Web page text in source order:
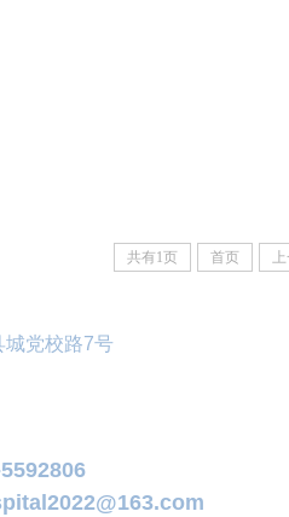
共有1页 首页
城党校路7号